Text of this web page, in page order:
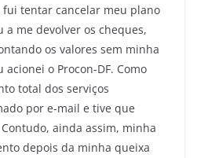
fui tentar cancelar meu plano
a me devolver os cheques,
os valores sem minha
o Procon-DF. Como
total dos serviços
por e-mail e tive que
ainda assim, minha
depois da minha queixa